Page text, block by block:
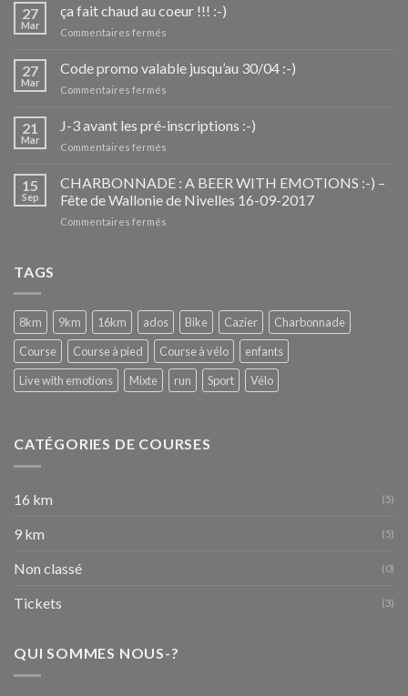
27
Mar
ça fait chaud au coeur !!! :-)
Commentaires fermés
fait
chaud
!!!
27
Mar
Code promo valable jusqu’au 30/04 :-)
Commentaires fermés
promo
valable
:-)
21
Mar
J-3 avant les pré-inscriptions :-)
Commentaires fermés
3
avant
les
15
Sep
CHARBONNADE : A BEER WITH EMOTIONS :-) –
Fête de Wallonie de Nivelles 16-09-2017
Commentaires fermés
EMOTIONS
:-)
–
Fête
Wallonie
16-
09-
TAGS
8km 9km 16km ados Bike Cazier
Charbonnade
Course
Course à pied Course à vélo
enfants
Live with emotions
Mixte run Sport Vélo
CATÉGORIES DE COURSES
16 km (5)
9 km (5)
Non classé (0)
Tickets (3)
QUI SOMMES NOUS-?